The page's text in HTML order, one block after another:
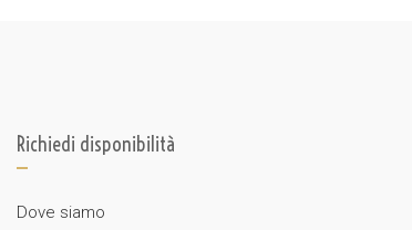
Richiedi disponibilità
Dove siamo